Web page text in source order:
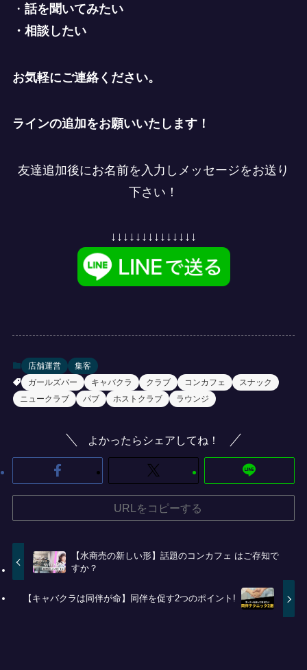
・ 話を聞いてみたい
・相談したい
お気軽にご連絡ください。
ラインの追加をお願いいたします！
友達追加後にお名前を入力しメッセージをお送り
下さい！
↓↓↓↓↓↓↓↓↓↓↓↓↓↓
店舗運営
集客
ガールズバー
キャバクラ クラブ コンカフェ
スナック
ニュークラブ
パブ ホストクラブ ラウンジ
よかったらシェアしてね！
URLをコピーする
【水商売の新しい形】話題のコンカフェ はご存知で
すか？
【キャバクラは同伴が命】同伴を促す2つのポイント!